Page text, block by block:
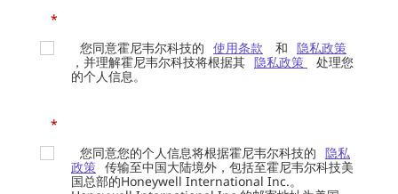
*
您同意霍尼韦尔科技的 使用条款 和 隐私政策
，并理解霍尼韦尔科技将根据其 隐私政策
处理您
的个人信息。
*
您同意您的个人信息将根据霍尼韦尔科技的 隐私
政策 传输至中国大陆境外，包括至霍尼韦尔科技美
国总部的Honeywell International Inc.。